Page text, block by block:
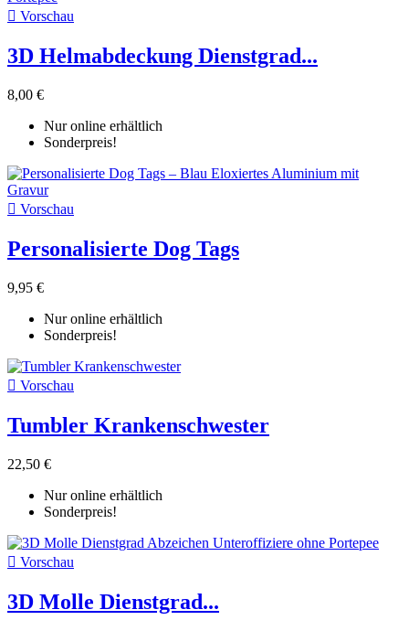
 Vorschau
3D Helmabdeckung Dienstgrad...
8,00 €
Nur online erhältlich
Sonderpreis!
 Vorschau
Personalisierte Dog Tags
9,95 €
Nur online erhältlich
Sonderpreis!
 Vorschau
Tumbler Krankenschwester
22,50 €
Nur online erhältlich
Sonderpreis!
 Vorschau
3D Molle Dienstgrad...